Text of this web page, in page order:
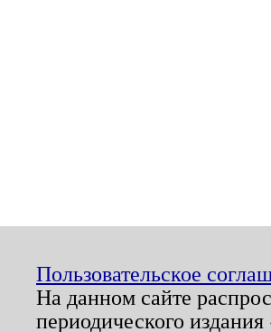
Пользовательское
На данном сайте
периодического